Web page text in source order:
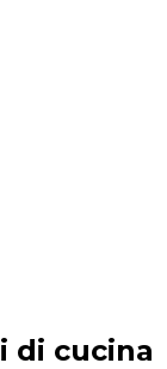
di cucina